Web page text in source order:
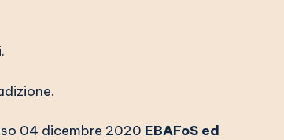
04 dicembre 2020 EBAFoS ed